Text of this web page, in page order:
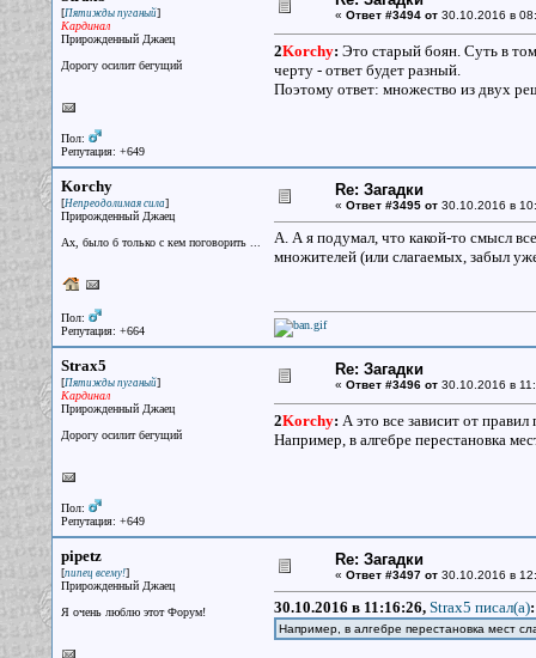
[Пятижды пуганый]
Кардинал
Прирожденный Джаец
Дорогу осилит бегущий
Пол:
Репутация: +649
« Ответ #3494 от30.10.2016 в
2Korchy: Это старый боян. Суть в
черту - ответ будет разный.
Поэтому ответ: множество из двух
Korchy
[Непреодолимая сила]
Прирожденный Джаец
Ах, было б только с кем поговорить ...
Пол:
Репутация: +664
Re: Загадки
« Ответ #3495 от30.10.2016 в
А. А я подумал, что какой-то смысл
множителей (или слагаемых, забыл
Strax5
[Пятижды пуганый]
Кардинал
Прирожденный Джаец
Дорогу осилит бегущий
Пол:
Репутация: +649
Re: Загадки
« Ответ #3496 от30.10.2016 в
2Korchy: А это все зависит от
Например, в алгебре перестановка
pipetz
[пипец всему!]
Прирожденный Джаец
Я очень люблю этот Форум!
Re: Загадки
« Ответ #3497 от30.10.2016 в
30.10.2016 в 11:16:26, Strax5 писал(a):
Например, в алгебре перестановка мест